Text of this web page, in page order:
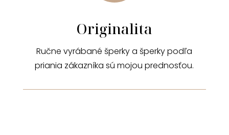
Originalita
Ručne vyrábané šperky a šperky podľa
priania zákazníka sú mojou prednosťou.